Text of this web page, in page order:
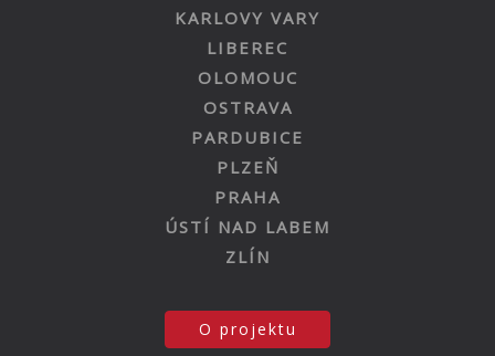
KARLOVY VARY
LIBEREC
OLOMOUC
OSTRAVA
PARDUBICE
PLZEŇ
PRAHA
ÚSTÍ NAD LABEM
ZLÍN
O projektu